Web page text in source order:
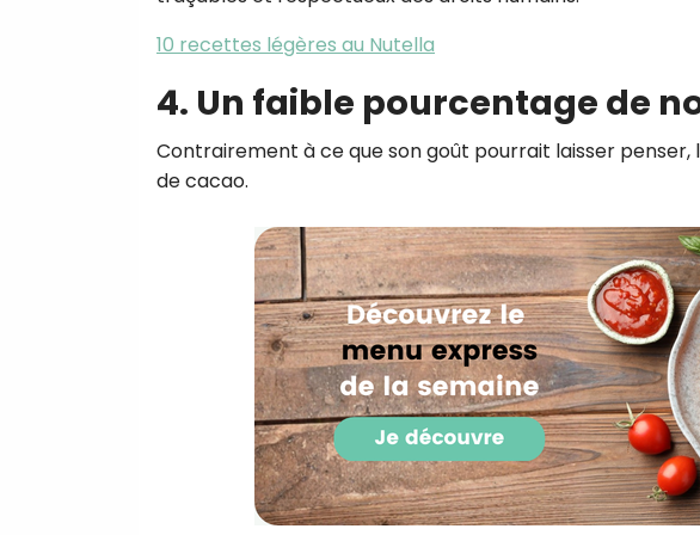
10 recettes légères au Nutella
4. Un faible pourcentage de
Contrairement à ce que son goût pourrait laisser
de cacao.